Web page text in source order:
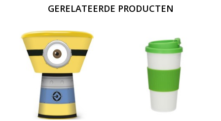
GERELATEERDE PRODUCTEN